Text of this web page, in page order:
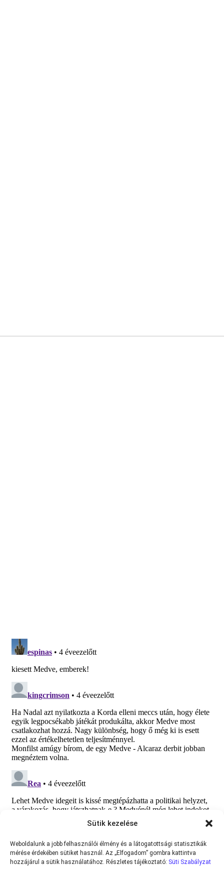
Sütik kezelése
Weboldalunk a jobb felhasználói élmény és a látogatottsági statisztikák
mérése érdekében sütiket használ. Az „Elfogadom” gombra kattintva
hozzájárul a sütik használatához. Részletes tájékoztató: Süti Szabályzat